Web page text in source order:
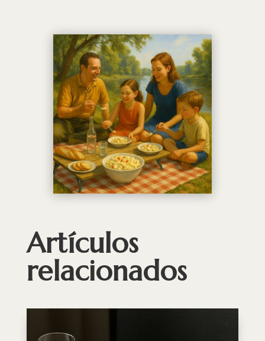
Artículos
relacionados